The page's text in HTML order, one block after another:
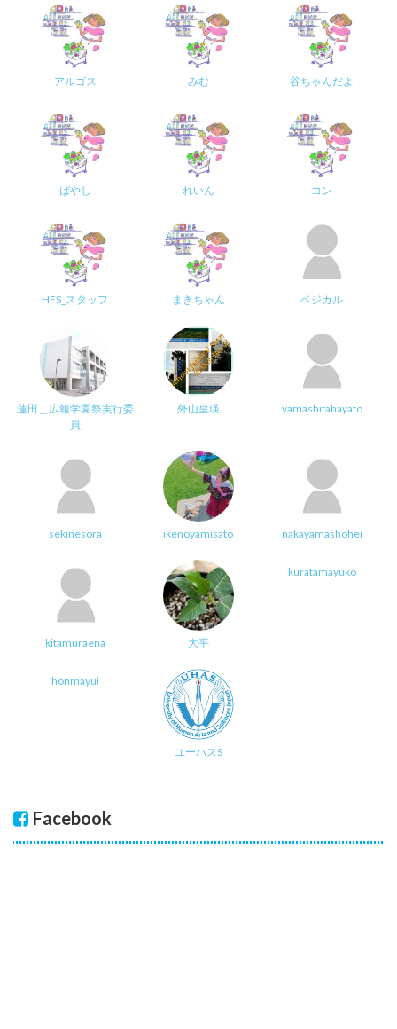
アルゴス みむ 谷ちゃんだよ
ばやし れいん コン
HFS_スタッフ まきちゃん ベジカル
蓮田＿広報学園祭実行委
員
外山皇瑛 yamashitahayato
sekinesora ikenoyamisato nakayamashohei
kitamuraena 大平
kuratamayuko
honmayui
ユーハスS
Facebook